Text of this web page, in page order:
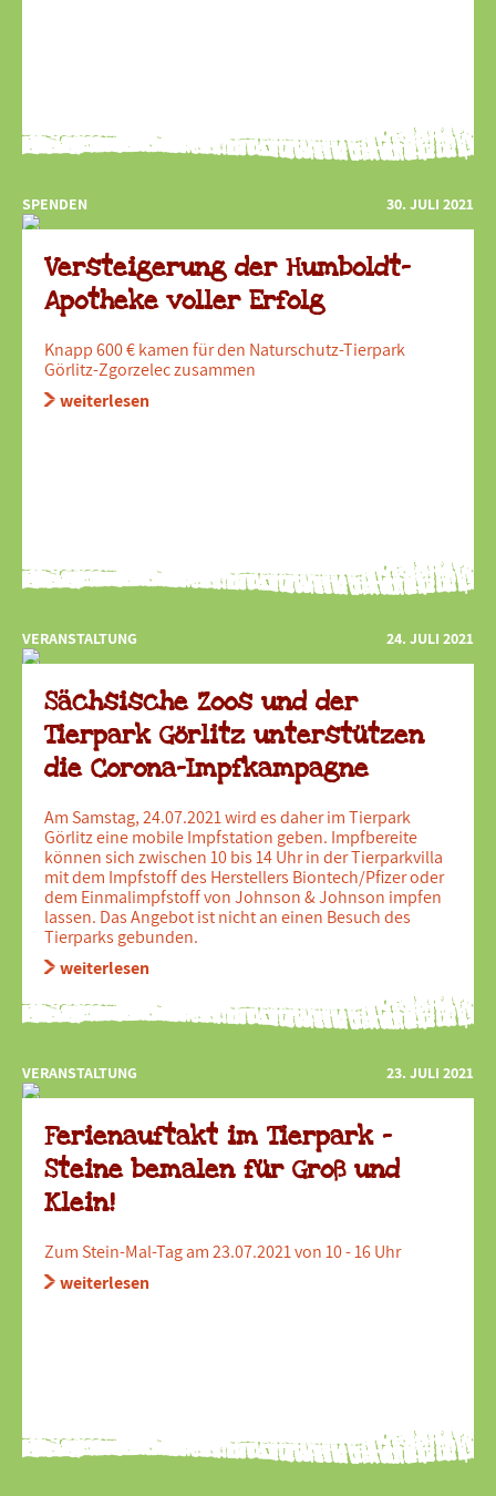
SPENDEN 30. JULI 2021
Versteigerung der Humboldt-
Apotheke voller Erfolg
Knapp 600 € kamen für den Naturschutz-Tierpark
Görlitz-Zgorzelec zusammen
weiterlesen
VERANSTALTUNG 24. JULI 2021
Sächsische Zoos und der
Tierpark Görlitz unterstützen
die Corona-Impfkampagne
Am Samstag, 24.07.2021 wird es daher im Tierpark
Görlitz eine mobile Impfstation geben. Impfbereite
können sich zwischen 10 bis 14 Uhr in der Tierparkvilla
mit dem Impfstoff des Herstellers Biontech/Pfizer oder
dem Einmalimpfstoff von Johnson & Johnson impfen
lassen. Das Angebot ist nicht an einen Besuch des
Tierparks gebunden.
weiterlesen
VERANSTALTUNG 23. JULI 2021
Ferienauftakt im Tierpark -
Steine bemalen für Groß und
Klein!
Zum Stein-Mal-Tag am 23.07.2021 von 10 - 16 Uhr
weiterlesen